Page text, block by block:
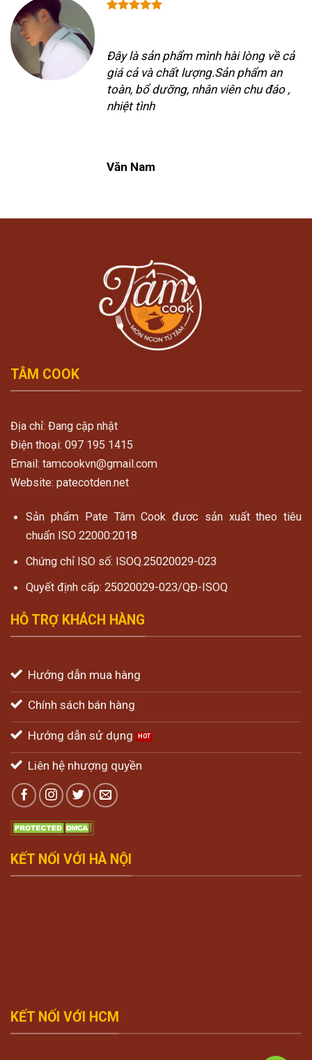
Đây là sản phẩm mình hài lòng về cả
giá cả và chất lượng.Sản phẩm an
toàn, bổ dưỡng, nhân viên chu đáo ,
nhiệt tình
Văn Nam
TÂM COOK
Địa chỉ: Đang cập nhật
Điện thoại: 097 195 1415
Email: tamcookvn@gmail.com
Website: patecotden.net
Sản phẩm Pate Tâm Cook đươc sản xuất theo tiêu
chuẩn ISO 22000:2018
Chứng chỉ ISO số: ISOQ.25020029-023
Quyết định cấp: 25020029-023/QĐ-ISOQ
HỖ TRỢ KHÁCH HÀNG
Hướng dẫn mua hàng
Chính sách bán hàng
Hướng dẫn sử dụng
Liên hệ nhượng quyền
KẾT NỐI VỚI HÀ NỘI
KẾT NỐI VỚI HCM